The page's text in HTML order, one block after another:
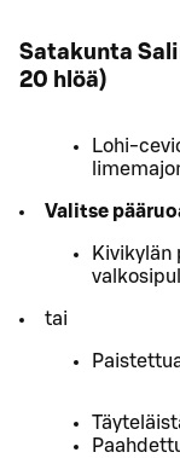
Satakunta
20 hlöä)
Lohi-
Valitse
Kivikylän
tai